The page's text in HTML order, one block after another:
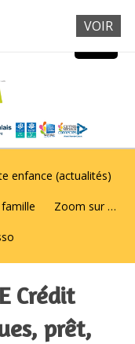
enfance (actualités)
Zoom sur …
Crédit
prêt,
VOIR